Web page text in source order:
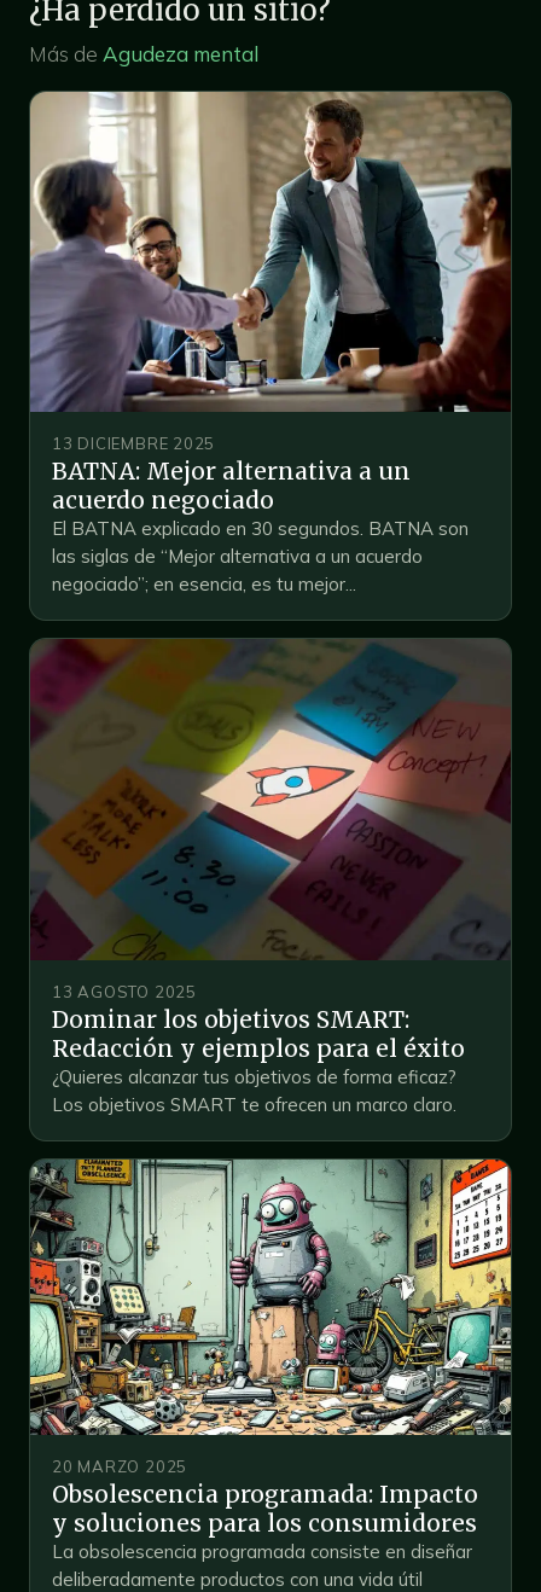
¿Ha perdido un sitio?
Más de Agudeza mental
13 DICIEMBRE 2025
BATNA: Mejor alternativa a un
acuerdo negociado
El BATNA explicado en 30 segundos. BATNA son
las siglas de “Mejor alternativa a un acuerdo
negociado”; en esencia, es tu mejor...
13 AGOSTO 2025
Dominar los objetivos SMART:
Redacción y ejemplos para el éxito
¿Quieres alcanzar tus objetivos de forma eficaz?
Los objetivos SMART te ofrecen un marco claro.
20 MARZO 2025
Obsolescencia programada: Impacto
y soluciones para los consumidores
La obsolescencia programada consiste en diseñar
deliberadamente productos con una vida útil